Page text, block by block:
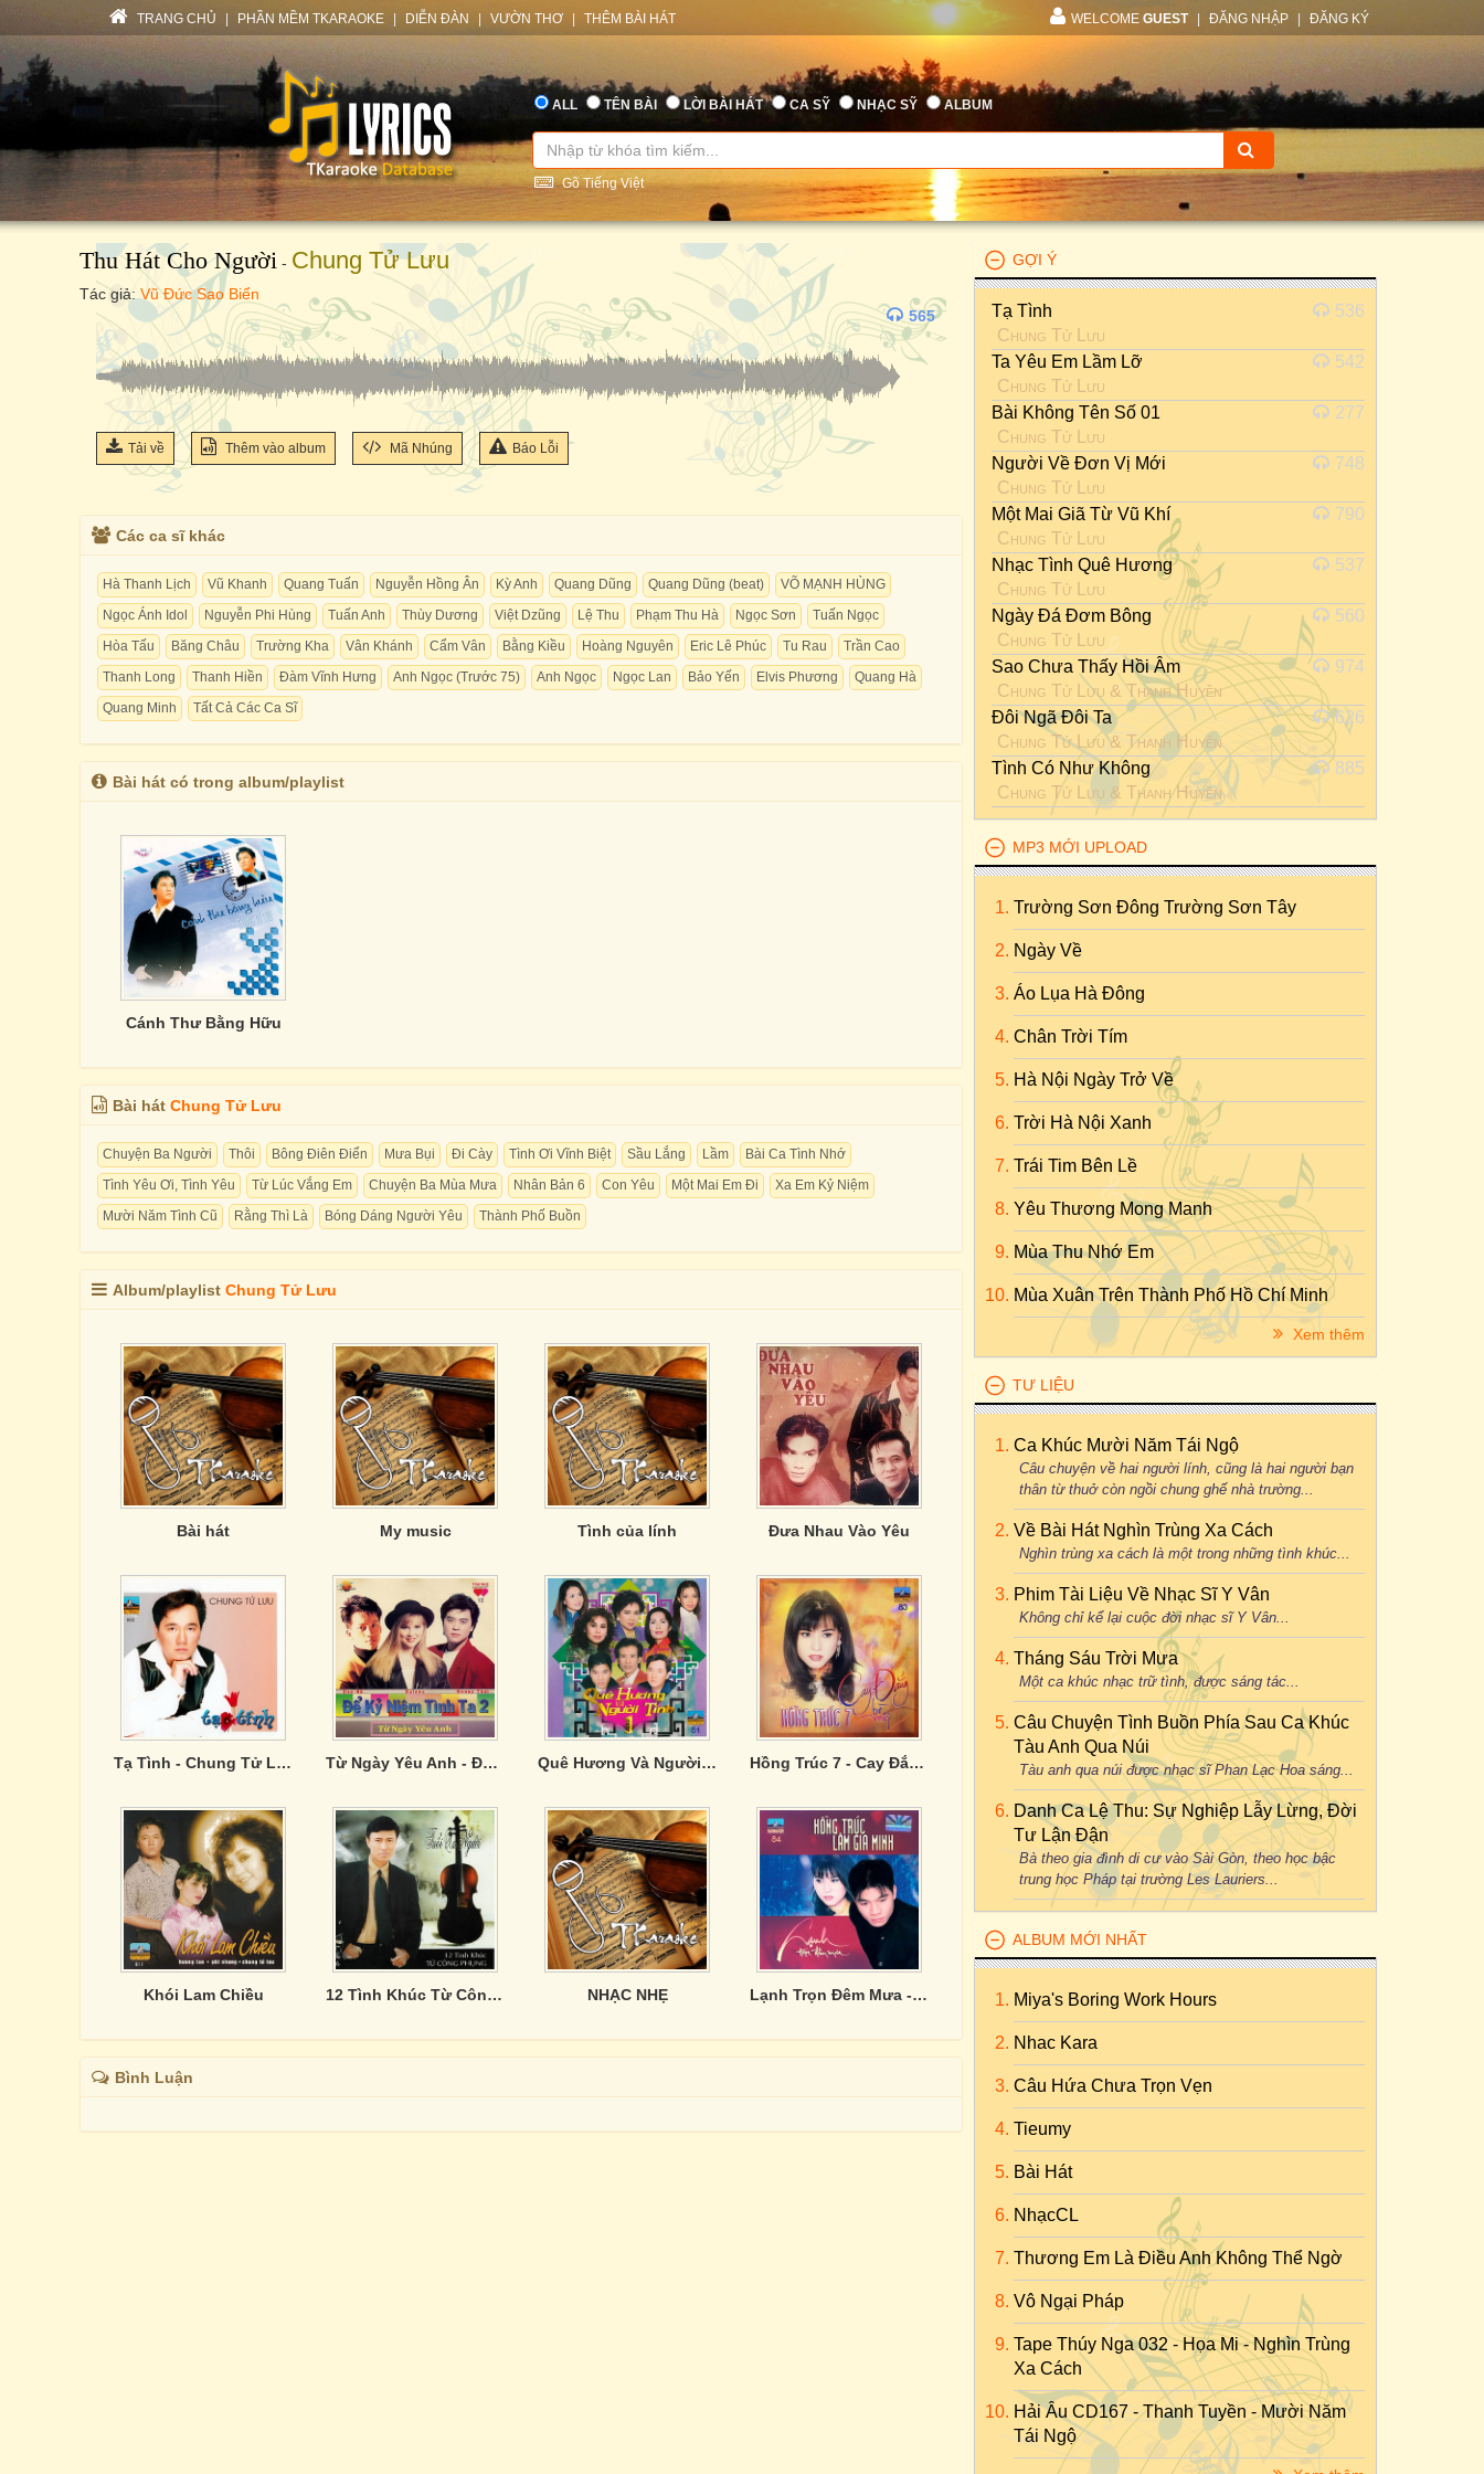
TRANG CHỦ PHẦN MỀM TKARAOKE DIỄN ĐÀN VƯỜN THƠ THÊM BÀI HÁT WELCOME GUEST ĐĂNG NHẬP ĐĂNG KÝ
ALL TÊN BÀI LỜI BÀI HÁT CA SỸ NHẠC SỸ ALBUM
Gõ Tiếng Việt
Thu Hát Cho Người - Chung Tử Lưu
Tác giả: Vũ Đức Sao Biển
565
Tải về Thêm vào album Mã Nhúng Báo Lỗi
Các ca sĩ khác
Hà Thanh Lịch Vũ Khanh Quang Tuấn Nguyễn Hồng Ân Kỳ Anh Quang Dũng Quang Dũng (beat)
VÕ MẠNH HÙNG
Ngọc Ánh Idol
Nguyễn Phi Hùng Tuấn Anh Thùy Dương Việt Dzũng Lệ Thu Phạm Thu Hà Ngọc Sơn
Tuấn Ngọc
Hòa Tấu
Băng Châu Trường Kha Vân Khánh Cẩm Vân Bằng Kiều Hoàng Nguyên Eric Lê Phúc Tu Rau
Trần Cao
Thanh Long
Thanh Hiền Đàm Vĩnh Hưng Anh Ngọc (Trước 75) Anh Ngọc Ngọc Lan Bảo Yến Elvis Phương
Quang Hà
Quang Minh
Tất Cả Các Ca Sĩ
Bài hát có trong album/playlist
Cánh Thư Bằng Hữu
Bài hát Chung Tử Lưu
Chuyện Ba Người Thôi Bông Điên Điển Mưa Bụi Đi Cày Tình Ơi Vĩnh Biệt Sầu Lắng Lầm
Bài Ca Tình Nhớ
Tình Yêu Ơi, Tình Yêu
Từ Lúc Vắng Em Chuyện Ba Mùa Mưa Nhân Bản 6 Con Yêu Một Mai Em Đi
Xa Em Kỷ Niệm
Mười Năm Tình Cũ
Rằng Thì Là Bóng Dáng Người Yêu Thành Phố Buồn
Album/playlist Chung Tử Lưu
Bài hát My music Tình của lính Đưa Nhau Vào Yêu
Tạ Tình - Chung Tử Lưu Từ Ngày Yêu Anh - Để Kỷ Niệm Tình Ta 2 Quê Hương Và Người Tình 1 Hồng Trúc 7 - Cay Đắng Bờ Môi
Khói Lam Chiều 12 Tình Khúc Từ Công Phụng - Tuổi Xa Người NHẠC NHẸ Lạnh Trọn Đêm Mưa - Hồng Trúc, Lâm Gia Minh
Bình Luận
GỢI Ý
Tạ Tình
Chung Tử Lưu
536
Ta Yêu Em Lầm Lỡ
Chung Tử Lưu
542
Bài Không Tên Số 01
Chung Tử Lưu
277
Người Về Đơn Vị Mới
Chung Tử Lưu
748
Một Mai Giã Từ Vũ Khí
Chung Tử Lưu
790
Nhạc Tình Quê Hương
Chung Tử Lưu
537
Ngày Đá Đơm Bông
Chung Tử Lưu
560
Sao Chưa Thấy Hồi Âm
Chung Tử Lưu &Thanh Huyền
974
Đôi Ngã Đôi Ta
Chung Tử Lưu& Thanh Huyền
626
Tình Có Như Không
Chung Tử Lưu & Thanh Huyền
885
MP3 MỚI UPLOAD
Trường Sơn Đông Trường Sơn Tây
Ngày Về
Áo Lụa Hà Đông
Chân Trời Tím
Hà Nội Ngày Trở Về
Trời Hà Nội Xanh
Trái Tim Bên Lề
Yêu Thương Mong Manh
Mùa Thu Nhớ Em
Mùa Xuân Trên Thành Phố Hồ Chí Minh
Xem thêm
TƯ LIỆU
Ca Khúc Mười Năm Tái Ngộ
Câu chuyện về hai người lính, cũng là hai người bạn
thân từ thuở còn ngồi chung ghế nhà trường...
Về Bài Hát Nghìn Trùng Xa Cách
Nghìn trùng xa cách là một trong những tình khúc...
Phim Tài Liệu Về Nhạc Sĩ Y Vân
Không chỉ kể lại cuộc đời nhạc sĩ Y Vân...
Tháng Sáu Trời Mưa
Một ca khúc nhạc trữ tình, được sáng tác...
Câu Chuyện Tình Buồn Phía Sau Ca Khúc
Tàu Anh Qua Núi
Tàu anh qua núi được nhạc sĩ Phan Lạc Hoa sáng...
Danh Ca Lệ Thu: Sự Nghiệp Lẫy Lừng, Đời
Tư Lận Đận
Bà theo gia đình di cư vào Sài Gòn, theo học bậc
trung học Pháp tại trường Les Lauriers...
ALBUM MỚI NHẤT
Miya's Boring Work Hours
Nhac Kara
Câu Hứa Chưa Trọn Vẹn
Tieumy
Bài Hát
NhạcCL
Thương Em Là Điều Anh Không Thể Ngờ
Vô Ngại Pháp
Tape Thúy Nga 032 - Họa Mi - Nghìn Trùng
Xa Cách
Hải Âu CD167 - Thanh Tuyền - Mười Năm
Tái Ngộ